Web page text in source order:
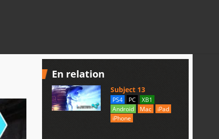
En relation
Subject 13
PS4 PC
XB1
Android
Mac
iPad
iPhone